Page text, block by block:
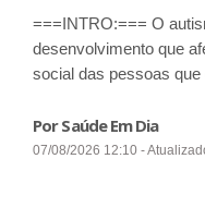
===INTRO:=== O
desenvolvimento que
social das pessoas que
Por Saúde Em Dia
07/08/2026 12:10 -